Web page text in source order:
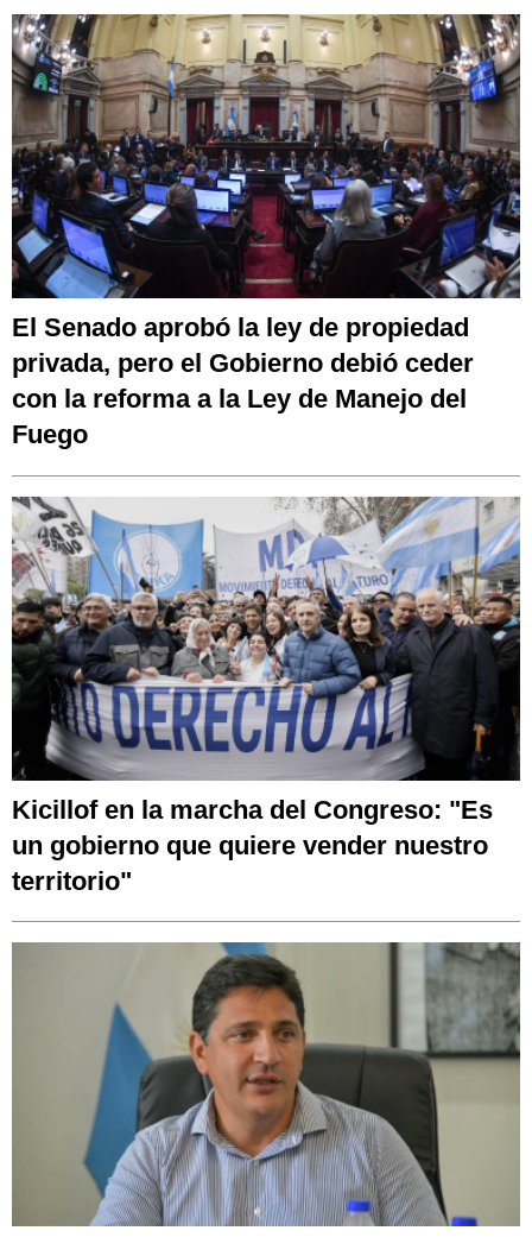
El Senado aprobó la ley de propiedad
privada, pero el Gobierno debió ceder
con la reforma a la Ley de Manejo del
Fuego
Kicillof en la marcha del Congreso: "Es
un gobierno que quiere vender nuestro
territorio"